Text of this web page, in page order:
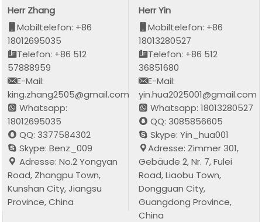
Herr Zhang
Mobiltelefon: +86
18012695035
Telefon: +86 512
57888959
E-Mail:
king.zhang2505@gmail.com
Whatsapp:
18012695035
QQ: 3377584302
Skype: Benz_009
Adresse: No.2 Yongyan
Road, Zhangpu Town,
Kunshan City, Jiangsu
Province, China
Herr Yin
Mobiltelefon: +86
18013280527
Telefon: +86 512
36851680
E-Mail:
yin.hua2025001@gmail.com
Whatsapp: 18013280527
QQ: 3085856605
Skype: Yin_hua001
Adresse: Zimmer 301,
Gebäude 2, Nr. 7, Fulei
Road, Liaobu Town,
Dongguan City,
Guangdong Province,
China